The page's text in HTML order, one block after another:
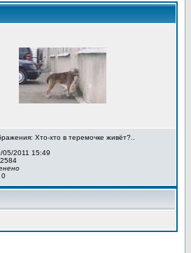
Хто-хто в теремочке живёт?..
05/2011 15:49
0